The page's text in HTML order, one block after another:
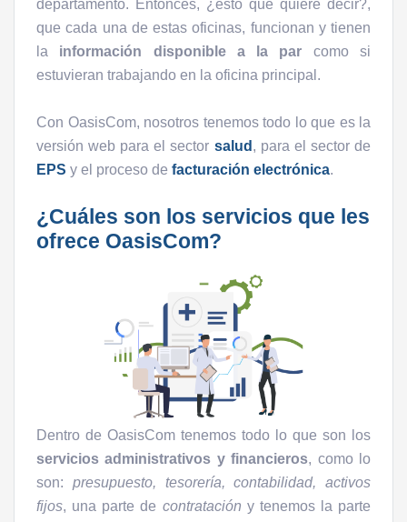
departamento. Entonces, ¿esto qué quiere decir?,
que cada una de estas oficinas, funcionan y tienen
la información disponible a la par como si
estuvieran trabajando en la oficina principal.
Con OasisCom, nosotros tenemos todo lo que es la
versión web para el sector salud, para el sector de
EPS y el proceso de facturación electrónica.
¿Cuáles son los servicios que les
ofrece OasisCom?
Dentro de OasisCom tenemos todo lo que son los
servicios administrativos y financieros, como lo
son: presupuesto, tesorería, contabilidad, activos
fijos, una parte de contratación y tenemos la parte